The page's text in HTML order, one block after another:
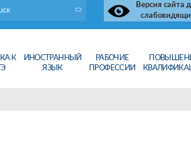
Версия сайта
К
ИНОСТРАННЫЙ
ЯЗЫК
РАБОЧИЕ
ПРОФЕССИИ